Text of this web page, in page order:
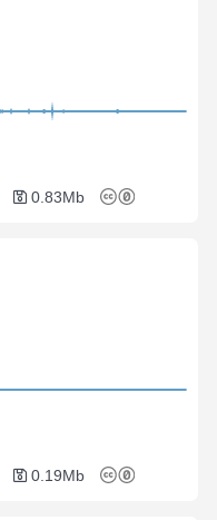
0.83Mb
0.19Mb